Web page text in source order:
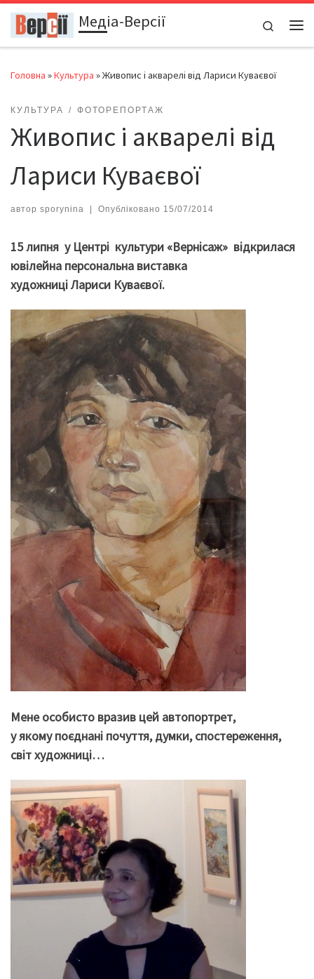
Перейти до вмістуМедіа-Версії
Search
Головна »Культура »Живопис і акварелі від Лариси Куваєвої
КУЛЬТУРА ФОТОРЕПОРТАЖ
Живопис і акварелі від
Лариси Куваєвої
автор sporynina | Опубліковано 15/07/2014
15 липня у Центрі культури «Вернісаж» відкрилася
ювілейна персональна виставка
художниці Лариси Куваєвої.
Мене особисто вразив цей автопортрет,
у якому поєднані почуття, думки, спостереження,
світ художниці…